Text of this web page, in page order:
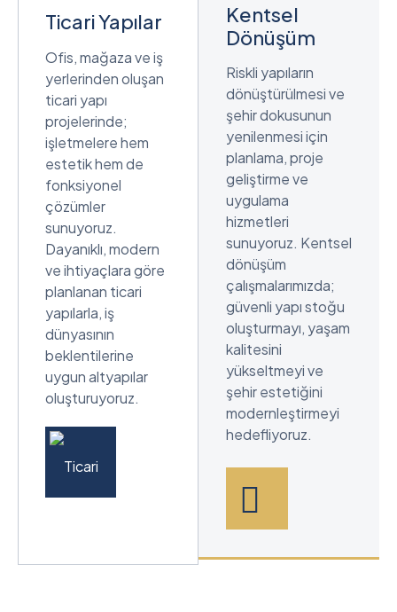
Ticari Yapılar
Ofis, mağaza ve iş
yerlerinden oluşan
ticari yapı
projelerinde;
işletmelere hem
estetik hem de
fonksiyonel
çözümler
sunuyoruz.
Dayanıklı, modern
ve ihtiyaçlara göre
planlanan ticari
yapılarla, iş
dünyasının
beklentilerine
uygun altyapılar
oluşturuyoruz.
Kentsel
Dönüşüm
Riskli yapıların
dönüştürülmesi ve
şehir dokusunun
yenilenmesi için
planlama, proje
geliştirme ve
uygulama
hizmetleri
sunuyoruz. Kentsel
dönüşüm
çalışmalarımızda;
güvenli yapı stoğu
oluşturmayı, yaşam
kalitesini
yükseltmeyi ve
şehir estetiğini
modernleştirmeyi
hedefliyoruz.